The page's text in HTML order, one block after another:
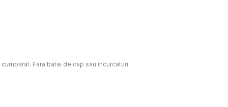
Fara batai de cap sau incurcaturi